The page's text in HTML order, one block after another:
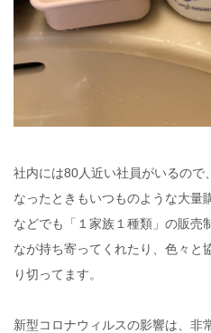
社内には80人近い社員がいるので
なったときもいつものような大量
などでも「１家族１種類」の販売
なが持ち寄ってくれたり、色々と
り切ってます。
新型コロナウィルスの影響は、非